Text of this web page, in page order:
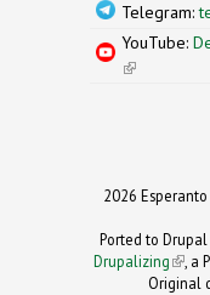
Telegram:
YouTube:
(link is
2026
Ported to
Drupalizing(link, a
Original